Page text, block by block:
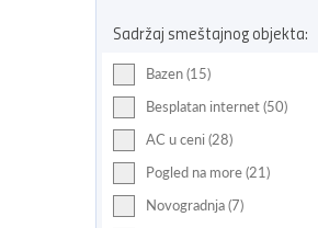
Sadržaj smeštajnog objekta:
Bazen (15)
Besplatan internet (50)
AC u ceni (28)
Pogled na more (21)
Novogradnja (7)